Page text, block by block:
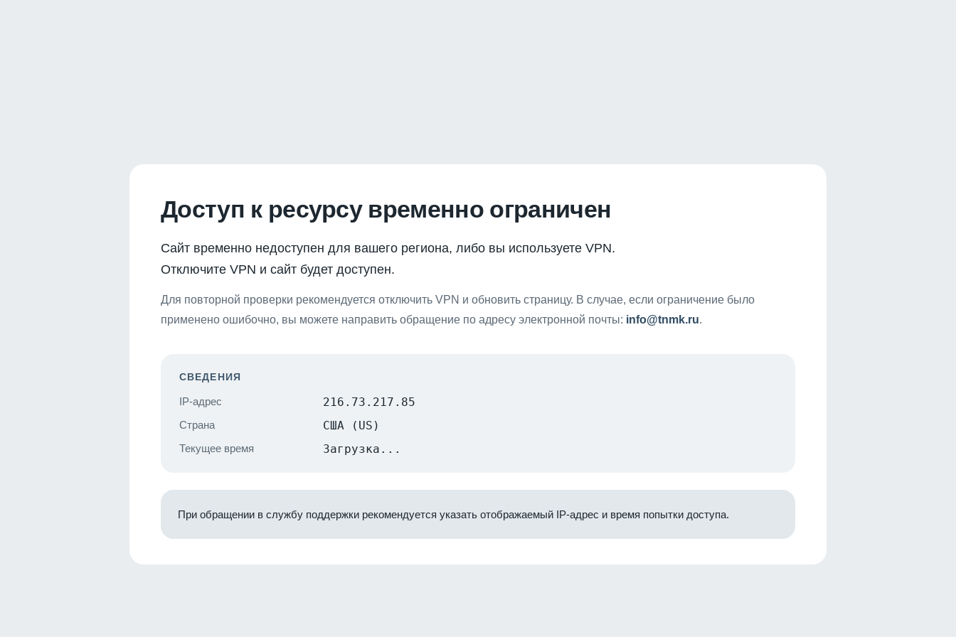
Доступ к ресурсу временно ограничен
Сайт временно недоступен для вашего региона, либо вы используете VPN.
Отключите VPN и сайт будет доступен.
Для повторной проверки рекомендуется отключить VPN и обновить страницу. В случае, если ограничение было
применено ошибочно, вы можете направить обращение по адресу электронной почты: info@tnmk.ru.
СВЕДЕНИЯ
IP-адрес 216.73.217.85
Страна США (US)
Текущее время Загрузка...
При обращении в службу поддержки рекомендуется указать отображаемый IP-адрес и время попытки доступа.